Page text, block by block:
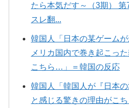
たら本気だす～（3期）
スレ翻...
韓国人「日本の某ゲーム
メリカ国内で巻き起こっ
こちら…」＝韓国の反応
韓国人「韓国人が『日本の
と感じる驚きの理由がこ